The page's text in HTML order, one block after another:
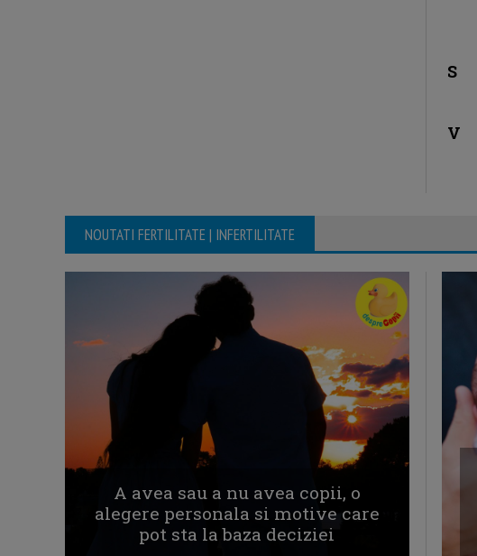
S
V
NOUTATI FERTILITATE | INFERTILITATE
A avea sau a nu avea copii, o
alegere personala si motive care
pot sta la baza deciziei